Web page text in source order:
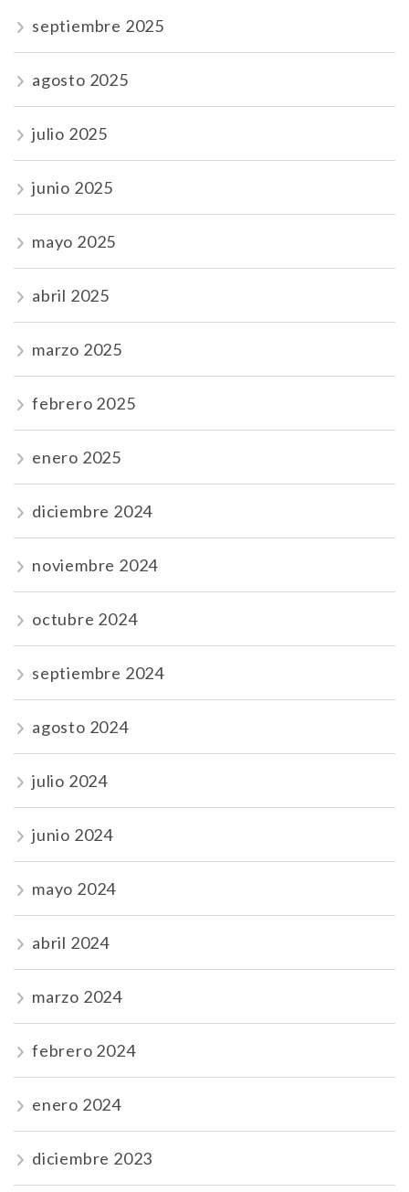
septiembre 2025
agosto 2025
julio 2025
junio 2025
mayo 2025
abril 2025
marzo 2025
febrero 2025
enero 2025
diciembre 2024
noviembre 2024
octubre 2024
septiembre 2024
agosto 2024
julio 2024
junio 2024
mayo 2024
abril 2024
marzo 2024
febrero 2024
enero 2024
diciembre 2023